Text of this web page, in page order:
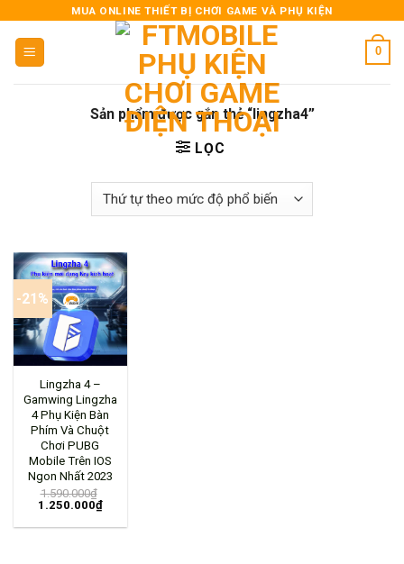
content
MUA ONLINE THIẾT BỊ CHƠI GAME VÀ PHỤ KIỆN
0
Sản phẩm được gắn thẻ “lingzha4”
LỌC
-21%
Lingzha 4 –
Gamwing Lingzha
4 Phụ Kiện Bàn
Phím Và Chuột
Chơi PUBG
Mobile Trên IOS
Ngon Nhất 2023
1.590.000₫
1.250.000₫